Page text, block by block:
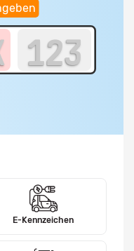
E-Kennzeichen